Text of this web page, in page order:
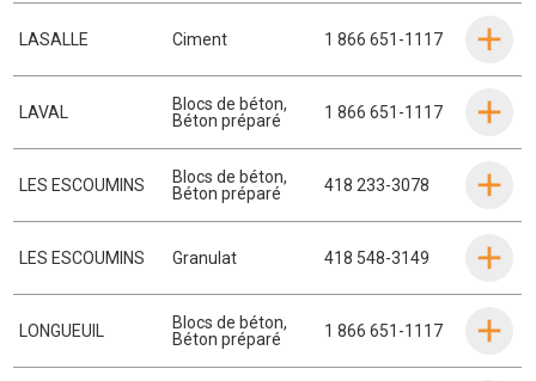
LASALLE Ciment 1 866 651-1117
LAVAL Blocs de béton,
Béton préparé
1 866 651-1117
LES ESCOUMINS Blocs de béton,
Béton préparé
418 233-3078
LES ESCOUMINS Granulat 418 548-3149
LONGUEUIL Blocs de béton,
Béton préparé
1 866 651-1117